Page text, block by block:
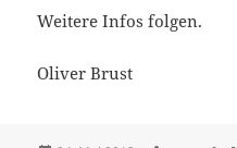
Weitere Infos folgen.
Oliver Brust